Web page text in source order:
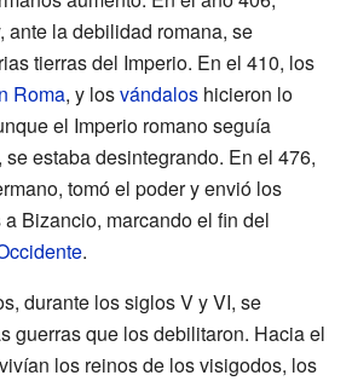
ante la debilidad romana, se
tierras del Imperio. En el 410, los
Roma, y losvándalos hicieron lo
el Imperio romano seguía
estaba desintegrando. En el 476,
tomó el poder y envió los
Bizancio, marcando el fin del
.
durante los siglos V y VI, se
guerras que los debilitaron. Hacia el
los reinos de los visigodos, los